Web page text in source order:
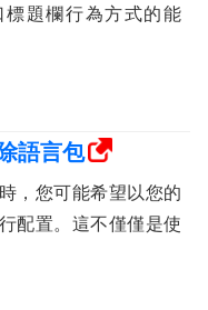
標題欄行為方式的能
語言包
，您可能希望以您的
配置。這不僅僅是使